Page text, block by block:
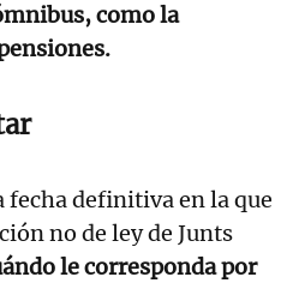
como la
fecha definitiva en la que
no de ley de Junts
le corresponda por